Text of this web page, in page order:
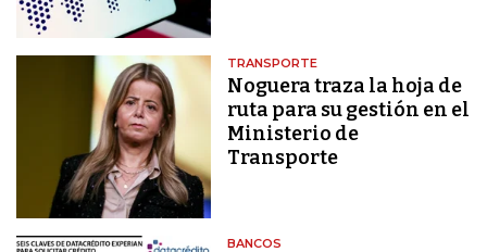
TRANSPORTE
Noguera traza la hoja de
ruta para su gestión en el
Ministerio de
Transporte
BANCOS